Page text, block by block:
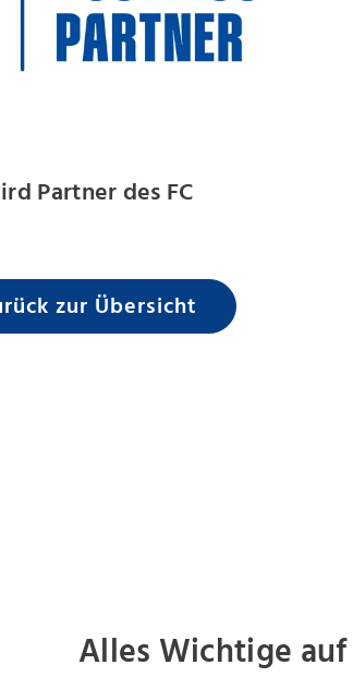
Partner des FC
zur Übersicht
Alles Wichtige